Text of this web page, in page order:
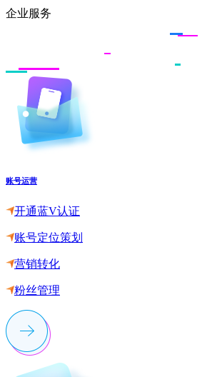
企业服务
账号运营
开通蓝V认证
账号定位策划
营销转化
粉丝管理